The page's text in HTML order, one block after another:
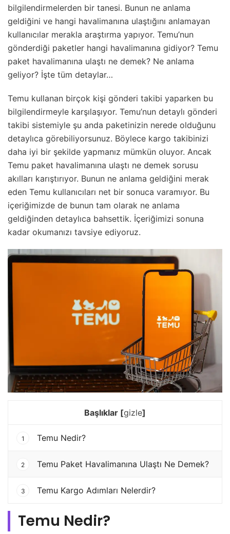
bilgilendirmelerden bir tanesi. Bunun ne anlama
geldiğini ve hangi havalimanına ulaştığını anlamayan
kullanıcılar merakla araştırma yapıyor. Temu’nun
gönderdiği paketler hangi havalimanına gidiyor? Temu
paket havalimanına ulaştı ne demek? Ne anlama
geliyor? İşte tüm detaylar…
Temu kullanan birçok kişi gönderi takibi yaparken bu
bilgilendirmeyle karşılaşıyor. Temu’nun detaylı gönderi
takibi sistemiyle şu anda paketinizin nerede olduğunu
detaylıca görebiliyorsunuz. Böylece kargo takibinizi
daha iyi bir şekilde yapmanız mümkün oluyor. Ancak
Temu paket havalimanına ulaştı ne demek sorusu
akılları karıştırıyor. Bunun ne anlama geldiğini merak
eden Temu kullanıcıları net bir sonuca varamıyor. Bu
içeriğimizde de bunun tam olarak ne anlama
geldiğinden detaylıca bahsettik. İçeriğimizi sonuna
kadar okumanızı tavsiye ediyoruz.
Başlıklar [gizle]
1 Temu Nedir?
2 Temu Paket Havalimanına Ulaştı Ne Demek?
3 Temu Kargo Adımları Nelerdir?
Temu Nedir?